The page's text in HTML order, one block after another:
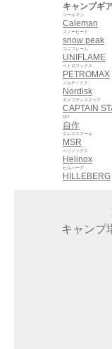
キャンプギ
Caleman
コールマン
snow peak
スノーピーク
UNIFLAME
ユニフレーム
PETROMAX
ペトロマックス
Nordisk
ノルディスク
CAPTAIN
キャプテンスタッグ
自作
DIY
MSR
エムエスアール
Helinox
ヘリノックス
HILLEBERG
ヒルバーグ
キャンプ